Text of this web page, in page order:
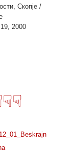
Скопје /
2000